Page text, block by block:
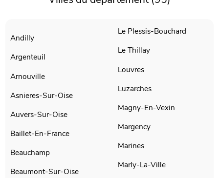
Andilly
Argenteuil
Arnouville
Asnieres-Sur-Oise
Auvers-Sur-Oise
Baillet-En-France
Beauchamp
Beaumont-Sur-Oise
Le Plessis-Bouchard
Le Thillay
Louvres
Luzarches
Magny-En-Vexin
Margency
Marines
Marly-La-Ville